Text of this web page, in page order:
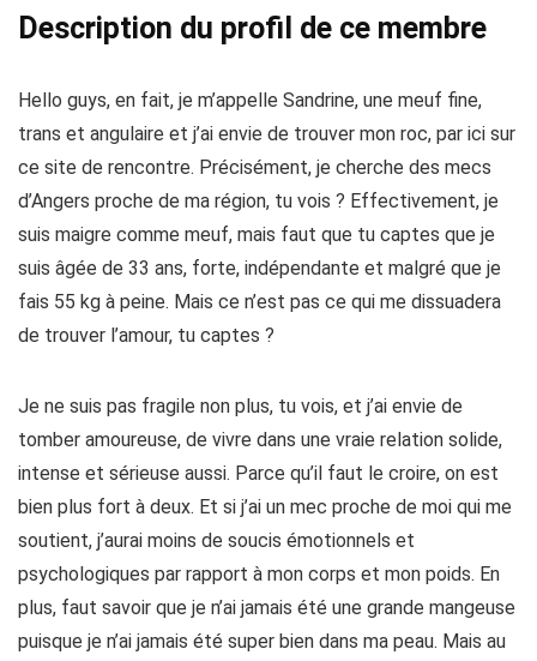
Description du profil de ce membre
Hello guys, en fait, je m’appelle Sandrine, une meuf fine,
trans et angulaire et j’ai envie de trouver mon roc, par ici sur
ce site de rencontre. Précisément, je cherche des mecs
d’Angers proche de ma région, tu vois ? Effectivement, je
suis maigre comme meuf, mais faut que tu captes que je
suis âgée de 33 ans, forte, indépendante et malgré que je
fais 55 kg à peine. Mais ce n’est pas ce qui me dissuadera
de trouver l’amour, tu captes ?
Je ne suis pas fragile non plus, tu vois, et j’ai envie de
tomber amoureuse, de vivre dans une vraie relation solide,
intense et sérieuse aussi. Parce qu’il faut le croire, on est
bien plus fort à deux. Et si j’ai un mec proche de moi qui me
soutient, j’aurai moins de soucis émotionnels et
psychologiques par rapport à mon corps et mon poids. En
plus, faut savoir que je n’ai jamais été une grande mangeuse
puisque je n’ai jamais été super bien dans ma peau. Mais au